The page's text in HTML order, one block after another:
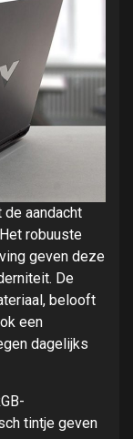
aandacht
robuuste
geven deze
De
belooft
een
dagelijks
tintje geven